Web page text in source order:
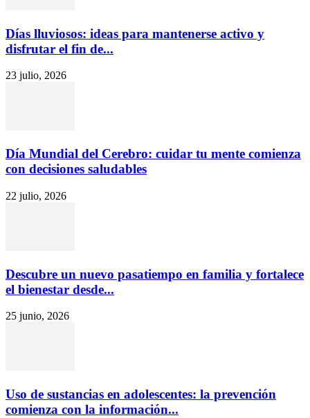
Días lluviosos: ideas para mantenerse activo y
disfrutar el fin de...
23 julio, 2026
Día Mundial del Cerebro: cuidar tu mente comienza
con decisiones saludables
22 julio, 2026
Descubre un nuevo pasatiempo en familia y fortalece
el bienestar desde...
25 junio, 2026
Uso de sustancias en adolescentes: la prevención
comienza con la información...